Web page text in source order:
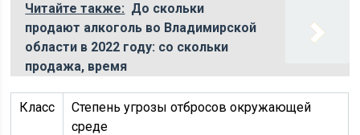
Читайте также: До скольки
продают алкоголь во Владимирской
области в 2022 году: со скольки
продажа, время
Класс
Степень угрозы отбросов окружающей
среде